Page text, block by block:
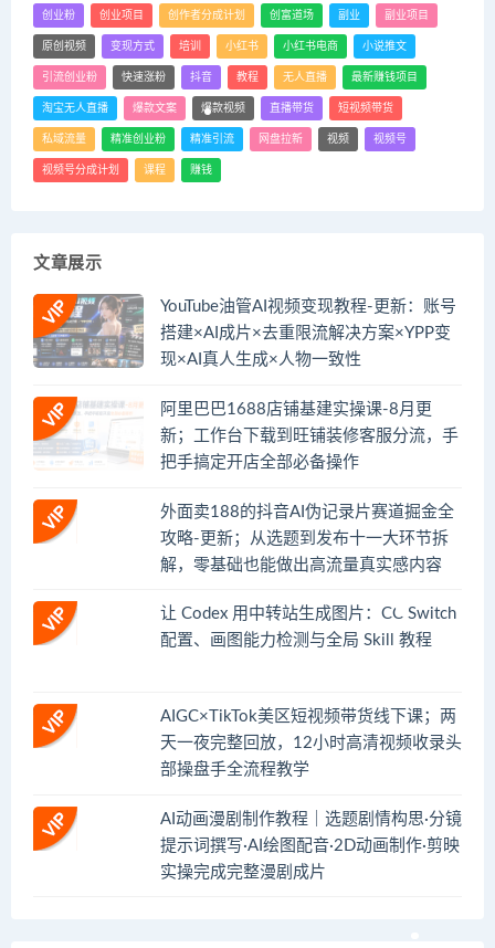
创业粉 创业项目 创作者分成计划 创富道场 副业 副业项目
原创视频 变现方式 培训 小红书 小红书电商 小说推文
引流创业粉 快速涨粉 抖音 教程 无人直播 最新赚钱项目
淘宝无人直播 爆款文案 爆款视频 直播带货 短视频带货
私域流量 精准创业粉 精准引流 网盘拉新 视频 视频号
视频号分成计划 课程 赚钱
文章展示
YouTube油管AI视频变现教程-更新：账号
搭建×AI成片×去重限流解决方案×YPP变
现×AI真人生成×人物一致性
阿里巴巴1688店铺基建实操课-8月更
新；工作台下载到旺铺装修客服分流，手
把手搞定开店全部必备操作
外面卖188的抖音AI伪记录片赛道掘金全
攻略-更新；从选题到发布十一大环节拆
解，零基础也能做出高流量真实感内容
让 Codex 用中转站生成图片：CC Switch
配置、画图能力检测与全局 Skill 教程
AIGC×TikTok美区短视频带货线下课；两
天一夜完整回放，12小时高清视频收录头
部操盘手全流程教学
AI动画漫剧制作教程｜选题剧情构思·分镜
提示词撰写·AI绘图配音·2D动画制作·剪映
实操完成完整漫剧成片